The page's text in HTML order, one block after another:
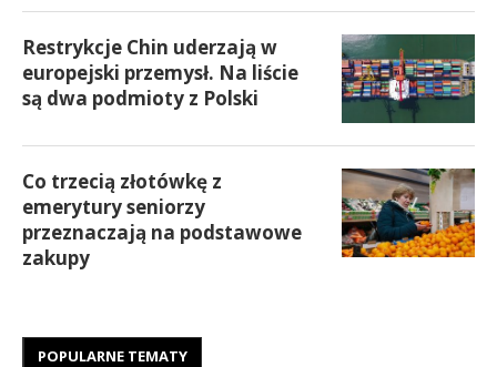
Restrykcje Chin uderzają w
europejski przemysł. Na liście
są dwa podmioty z Polski
Co trzecią złotówkę z
emerytury seniorzy
przeznaczają na podstawowe
zakupy
POPULARNE TEMATY